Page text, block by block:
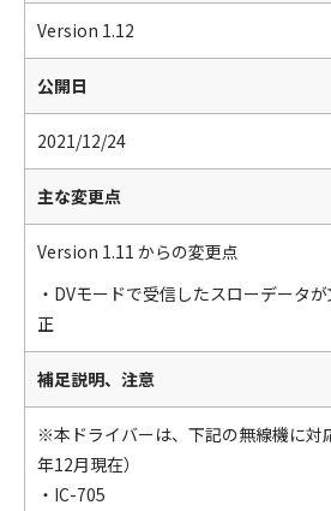
Version 1.12
公開日
2021/12/24
主な変更点
Version 1.11 からの変更点
・DVモードで受信したスローデータ
正
補足説明、注意
※本ドライバーは、下記の無線機に対
年12月現在）
・IC-705